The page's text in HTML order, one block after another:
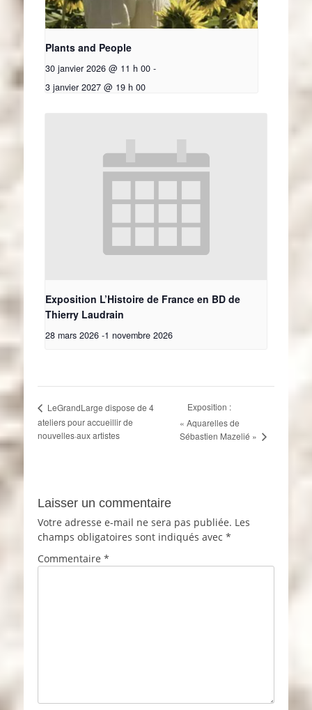
Plants and People
30 janvier 2026 @ 11 h 00 -
3 janvier 2027 @ 19 h 00
Exposition L’Histoire de France en BD de
Thierry Laudrain
28 mars 2026 -1 novembre 2026
LeGrandLarge dispose de 4
ateliers pour accueillir de
nouvelles·aux artistes
Exposition :
« Aquarelles de
Sébastien Mazelié »
Laisser un commentaire
Votre adresse e-mail ne sera pas publiée. Les
champs obligatoires sont indiqués avec *
Commentaire *